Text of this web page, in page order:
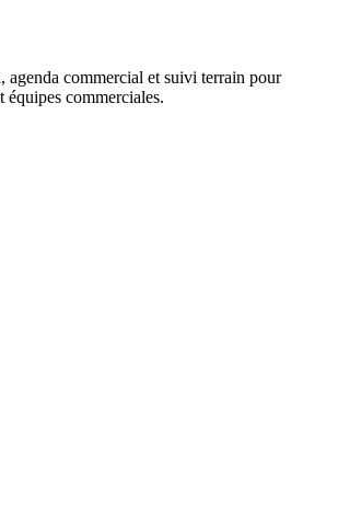
agenda commercial et suivi terrain pour
équipes commerciales.